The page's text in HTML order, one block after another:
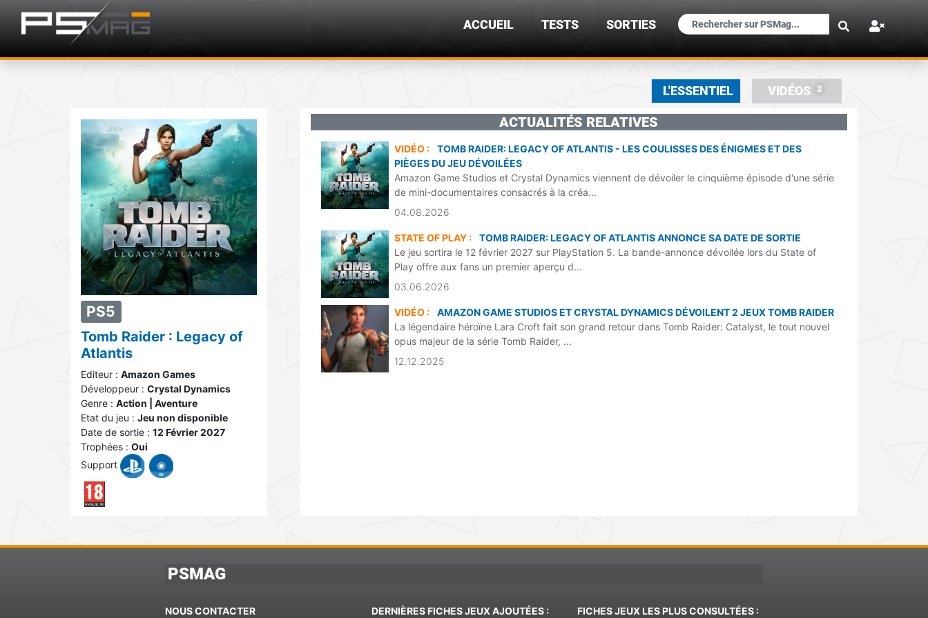
×
ACCUEIL TESTS SORTIES
L'ESSENTIEL VIDÉOS 2
PS5
Tomb Raider : Legacy of
Atlantis
Editeur : Amazon Games
Développeur : Crystal Dynamics
Genre : Action | Aventure
Etat du jeu : Jeu non disponible
Date de sortie : 12 Février 2027
Trophées : Oui
Support
ACTUALITÉS RELATIVES
VIDÉO :
TOMB RAIDER: LEGACY OF ATLANTIS - LES COULISSES DES ÉNIGMES ET DES
PIÈGES DU JEU DÉVOILÉES
Amazon Game Studios et Crystal Dynamics viennent de dévoiler le cinquième épisode d'une série
de mini-documentaires consacrés à la créa...
04.08.2026
STATE OF PLAY :
TOMB RAIDER: LEGACY OF ATLANTIS ANNONCE SA DATE DE SORTIE
Le jeu sortira le 12 février 2027 sur PlayStation 5. La bande-annonce dévoilée lors du State of
Play offre aux fans un premier aperçu d...
03.06.2026
VIDÉO :
AMAZON GAME STUDIOS ET CRYSTAL DYNAMICS DÉVOILENT 2 JEUX TOMB RAIDER
La légendaire héroïne Lara Croft fait son grand retour dans Tomb Raider: Catalyst, le tout nouvel
opus majeur de la série Tomb Raider, ...
12.12.2025
PSMAG
NOUS CONTACTER DERNIÈRES FICHES JEUX AJOUTÉES : FICHES JEUX LES PLUS CONSULTÉES :